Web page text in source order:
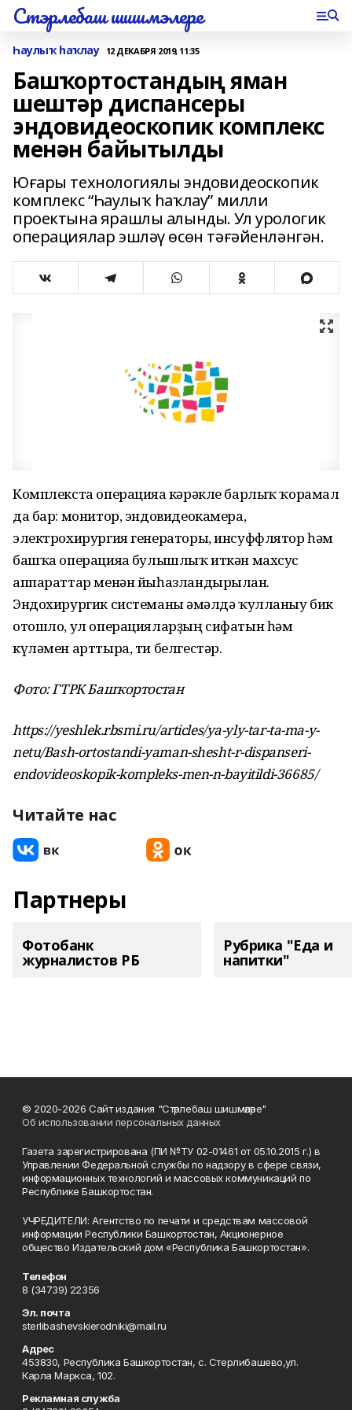
Стэрлебаш шишмэлере
Һаулыҡ һаҡлау 12 ДЕКАБРЯ 2019, 11:35
Башҡортостандың яман
шештәр диспансеры
эндовидеоскопик комплекс
менән байытылды
Юғары технологиялы эндовидеоскопик
комплекс “Һаулыҡ һаҡлау” милли
проектына ярашлы алынды. Ул урологик
операциялар эшләү өсөн тәғәйенләнгән.
Комплекста операцияға кәрәкле барлыҡ ҡорамал
да бар: монитор, эндовидеокамера,
электрохирургия генераторы, инсуффлятор һәм
башҡа операцияға булышлыҡ иткән махсус
аппараттар менән йыһазландырылған.
Эндохирургик системаны ғәмәлдә ҡулланыу бик
отошло, ул операцияларҙың сифатын һәм
күләмен арттыра, ти белгестәр.
Фото: ГТРК Башҡортостан
https://yeshlek.rbsmi.ru/articles/ya-yly-tar-ta-ma-y-
netu/Bash-ortostandi-yaman-shesht-r-dispanseri-
endovideoskopik-kompleks-men-n-bayitildi-36685/
Читайте нас
Партнеры
Фотобанк
журналистов РБ
Рубрика "Еда и
напитки"
© 2020-2026 Сайт издания "Стәрлебаш шишмәләре"
Об использовании персональных данных
Газета зарегистрирована (ПИ №ТУ 02-01461 от 05.10.2015 г.) в
Управлении Федеральной службы по надзору в сфере связи,
информационных технологий и массовых коммуникаций по
Республике Башкортостан.
УЧРЕДИТЕЛИ: Агентство по печати и средствам массовой
информации Республики Башкортостан, Акционерное
общество Издательский дом «Республика Башкортостан».
Телефон
8 (34739) 22356
Эл. почта
sterlibashevskierodniki@mail.ru
Адрес
453830, Республика Башкортостан, c. Стерлибашево,ул.
Карла Маркса, 102.
Рекламная служба